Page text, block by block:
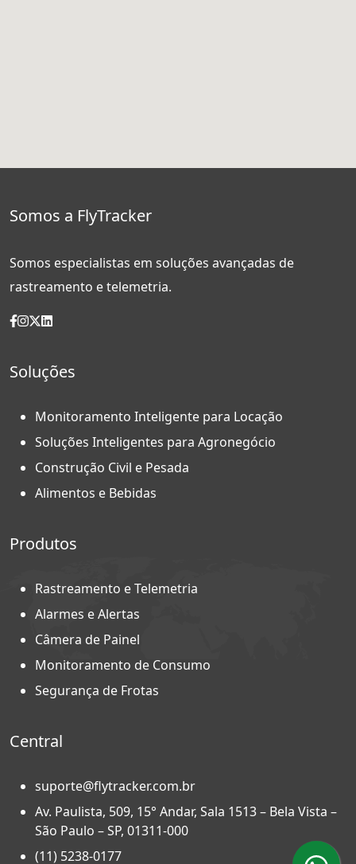
Somos a FlyTracker
Somos especialistas em soluções avançadas de
rastreamento e telemetria.
Soluções
Monitoramento Inteligente para Locação
Soluções Inteligentes para Agronegócio
Construção Civil e Pesada
Alimentos e Bebidas
Produtos
Rastreamento e Telemetria
Alarmes e Alertas
Câmera de Painel
Monitoramento de Consumo
Segurança de Frotas
Central
suporte@flytracker.com.br
Av. Paulista, 509, 15° Andar, Sala 1513 – Bela Vista –
São Paulo – SP, 01311-000
(11) 5238-0177